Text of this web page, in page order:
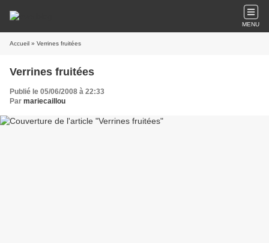
MENU
Accueil » Verrines fruitées
Verrines fruitées
Publié le 05/06/2008 à 22:33
Par mariecaillou